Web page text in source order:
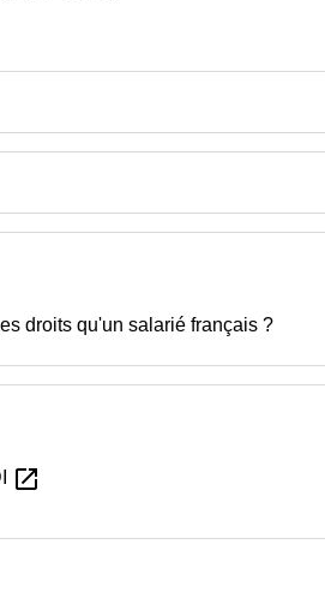
droits qu'un salarié français ?
open_in_new